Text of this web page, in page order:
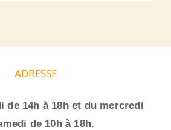
ADRESSE
de 14h à 18h et du mercredi
de 10h à 18h.